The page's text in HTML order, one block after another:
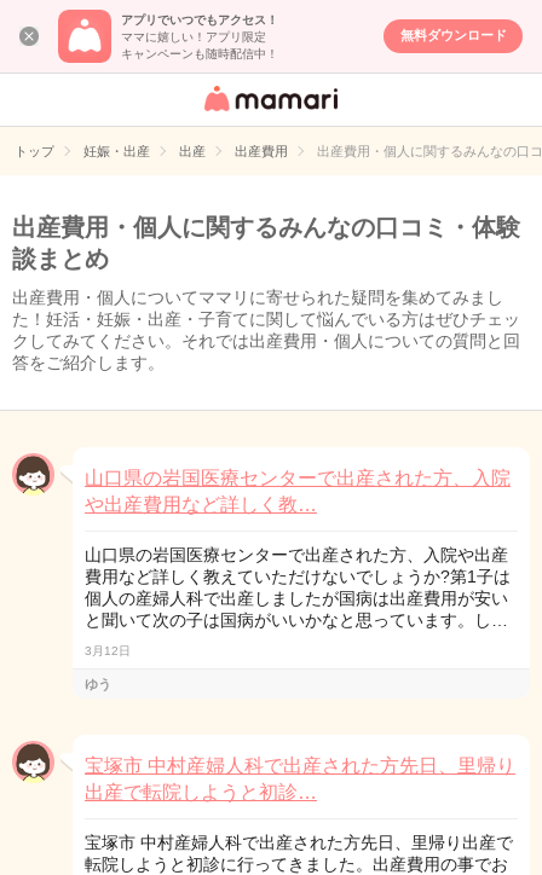
アプリでいつでもアクセス！
ママに嬉しい！アプリ限定
キャンペーンも随時配信中！
無料ダウンロード
女性専用匿名QA
イト
トップ 妊娠・出産 出産 出産費用 出産費用・個人に関するみんなの口
出産費用・個人に関するみんなの口コミ・体験
談まとめ
出産費用・個人についてママリに寄せられた疑問を集めてみまし
た！妊活・妊娠・出産・子育てに関して悩んでいる方はぜひチェッ
クしてみてください。それでは出産費用・個人についての質問と回
答をご紹介します。
山口県の岩国医療センターで出産された方、入院
や出産費用など詳しく教…
山口県の岩国医療センターで出産された方、入院や出産
費用など詳しく教えていただけないでしょうか?第1子は
個人の産婦人科で出産しましたが国病は出産費用が安い
と聞いて次の子は国病がいいかなと思っています。し…
3月12日
ゆう
宝塚市 中村産婦人科で出産された方先日、里帰り
出産で転院しようと初診…
宝塚市 中村産婦人科で出産された方先日、里帰り出産で
転院しようと初診に行ってきました。出産費用の事でお